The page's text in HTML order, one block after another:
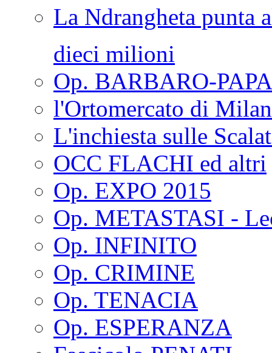
La Ndrangheta
dieci milioni
Op. BARBARO-
l'Ortomercato di
L'inchiesta sulle
OCC FLACHI ed altri
Op. EXPO 2015
Op. METASTASI -
Op. INFINITO
Op. CRIMINE
Op. TENACIA
Op. ESPERANZA